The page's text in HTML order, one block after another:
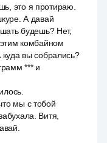
это я протираю.
А давай
будешь? Нет,
комбайном
вы собрались?
*** и
мы с тобой
Витя,